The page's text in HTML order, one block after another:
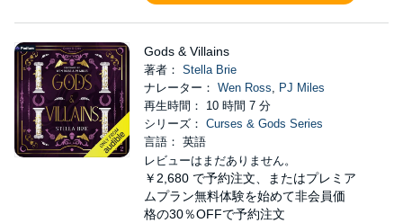
Gods & Villains
著者： Stella Brie
ナレーター： Wen Ross, PJ Miles
再生時間： 10 時間 7 分
シリーズ： Curses & Gods Series
言語： 英語
レビューはまだありません。
￥2,680 で予約注文、またはプレミア
ムプラン無料体験を始めて非会員価
格の30％OFFで予約注文